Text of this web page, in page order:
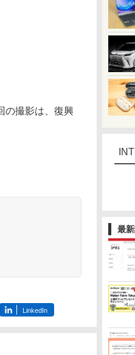
最
の撮影は、復興
LinkedIn